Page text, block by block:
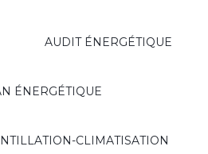
AUDIT ÉNERGÉTIQUE
ÉNERGÉTIQUE
CLIMATISATION